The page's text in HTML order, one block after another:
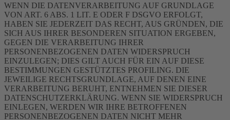
WENN DIE DATENVERARBEITUNG AUF GRUNDLAGE
VON ART. 6 ABS. 1 LIT. E ODER F DSGVO ERFOLGT,
HABEN SIE JEDERZEIT DAS RECHT, AUS GRÜNDEN, DIE
SICH AUS IHRER BESONDEREN SITUATION ERGEBEN,
GEGEN DIE VERARBEITUNG IHRER
PERSONENBEZOGENEN DATEN WIDERSPRUCH
EINZULEGEN; DIES GILT AUCH FÜR EIN AUF DIESE
BESTIMMUNGEN GESTÜTZTES PROFILING. DIE
JEWEILIGE RECHTSGRUNDLAGE, AUF DENEN EINE
VERARBEITUNG BERUHT, ENTNEHMEN SIE DIESER
DATENSCHUTZERKLÄRUNG. WENN SIE WIDERSPRUCH
EINLEGEN, WERDEN WIR IHRE BETROFFENEN
PERSONENBEZOGENEN DATEN NICHT MEHR